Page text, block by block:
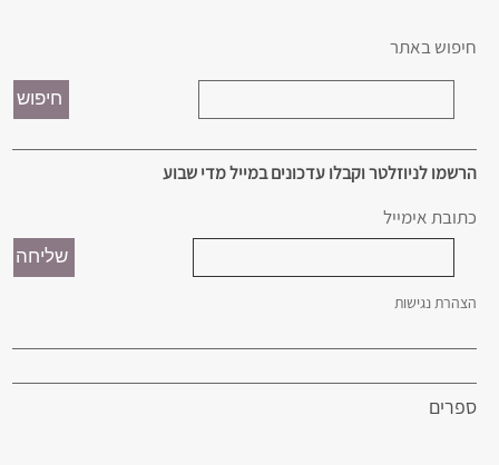
חיפוש באתר
הרשמו לניוזלטר וקבלו עדכונים במייל מדי שבוע
כתובת אימייל
הצהרת נגישות
ספרים